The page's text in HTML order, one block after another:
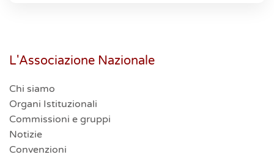
L'Associazione Nazionale
Chi siamo
Organi Istituzionali
Commissioni e gruppi
Notizie
Convenzioni